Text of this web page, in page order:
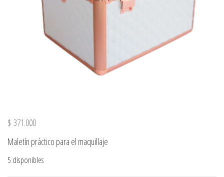
$ 371.000
Maletín práctico para el maquillaje
5 disponibles